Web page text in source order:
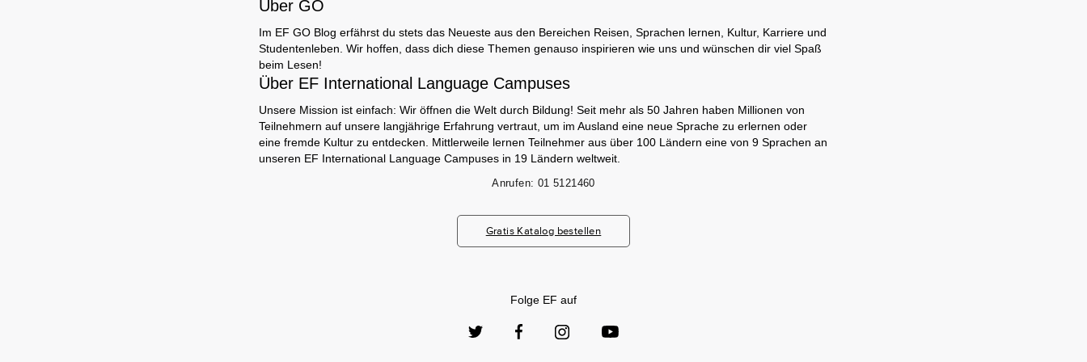
Über GO
Im EF GO Blog erfährst du stets das Neueste aus den Bereichen Reisen, Sprachen lernen, Kultur, Karriere und
Studentenleben. Wir hoffen, dass dich diese Themen genauso inspirieren wie uns und wünschen dir viel Spaß
beim Lesen!
Über EF International Language Campuses
Unsere Mission ist einfach: Wir öffnen die Welt durch Bildung! Seit mehr als 50 Jahren haben Millionen von
Teilnehmern auf unsere langjährige Erfahrung vertraut, um im Ausland eine neue Sprache zu erlernen oder
eine fremde Kultur zu entdecken. Mittlerweile lernen Teilnehmer aus über 100 Ländern eine von 9 Sprachen an
unseren EF International Language Campuses in 19 Ländern weltweit.
Anrufen: 01 5121460
Gratis Katalog bestellen
Folge EF auf